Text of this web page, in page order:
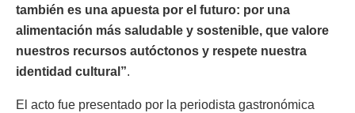
también es una apuesta por el futuro: por una
alimentación más saludable y sostenible, que valore
nuestros recursos autóctonos y respete nuestra
identidad cultural”.
El acto fue presentado por la periodista gastronómica